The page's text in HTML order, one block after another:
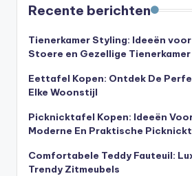
Recente berichten
Tienerkamer Styling: Ideeën
Stoere en Gezellige Tienerkamer
Eettafel Kopen: Ontdek De
Elke Woonstijl
Picknicktafel Kopen: Ideeën
Moderne En Praktische
Comfortabele Teddy Fauteuil:
Trendy Zitmeubels